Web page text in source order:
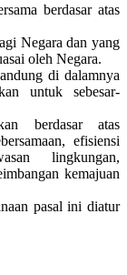
berdasar atas
Negara dan yang
oleh Negara.
di dalamnya
untuk sebesar-
berdasar atas
efisiensi
lingkungan,
kemajuan
pasal ini diatur